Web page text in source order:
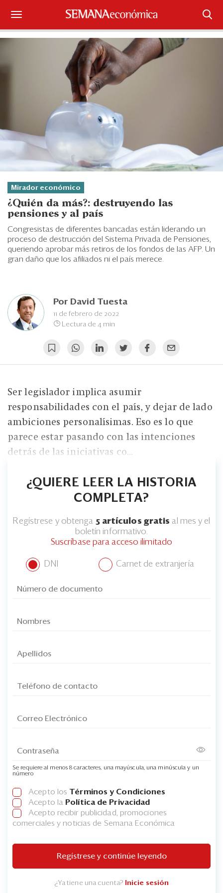
Suscríbase
Iniciar sesión
¿Qué está pasando?
Sectores y Empresas
Management
Legal y Política
Blogs
Mirador económico
¿Quién da más?: destruyendo las
pensiones y al país
Congresistas de diferentes bancadas están liderando un
proceso de destrucción del Sistema Privada de Pensiones,
queriendo aprobar más retiros de los fondos de las AFP. Un
gran daño que los afiliados ni el país merece.
Por David Tuesta
11 de febrero de 2022
Lectura de 4 min
Ser legislador implica asumir
responsabilidades con el país, y dejar de lado
ambiciones personalísimas. Eso es lo que
parece estar pasando con las intenciones
detrás de las iniciativas co...
¿QUIERE LEER LA HISTORIA
COMPLETA?
Regístrese y obtenga 5 artículos gratis al mes y el
boletín informativo.
Suscríbase para acceso ilimitado
DNI Carnet de extranjería
Se requiere al menos 8 caracteres, una mayúscula, una minúscula y un
número
Acepto los Términos y Condiciones
Acepto la Política de Privacidad
Acepto recibir publicidad, promociones
comerciales y noticias de Semana Económica
Regístrese y continúe leyendo
¿Ya tiene una cuenta? Inicie sesión